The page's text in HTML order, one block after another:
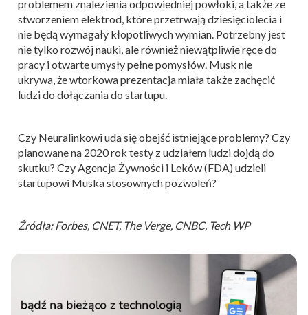
problemem znalezienia odpowiedniej powłoki, a także ze
stworzeniem elektrod, które przetrwają dziesięciolecia i
nie będą wymagały kłopotliwych wymian. Potrzebny jest
nie tylko rozwój nauki, ale również niewątpliwie ręce do
pracy i otwarte umysły pełne pomysłów. Musk nie
ukrywa, że wtorkowa prezentacja miała także zachęcić
ludzi do dołączania do startupu.
Czy Neuralinkowi uda się obejść istniejące problemy? Czy
planowane na 2020 rok testy z udziałem ludzi dojdą do
skutku? Czy Agencja Żywności i Leków (FDA) udzieli
startupowi Muska stosownych pozwoleń?
Źródła: Forbes, CNET, The Verge, CNBC, Tech WP